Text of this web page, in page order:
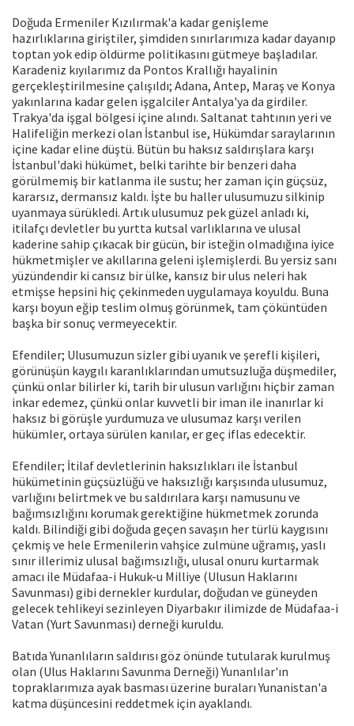
Doğuda Ermeniler Kızılırmak'a kadar genişleme
hazırlıklarına giriştiler, şimdiden sınırlarımıza kadar dayanıp
toptan yok edip öldürme politikasını gütmeye başladılar.
Karadeniz kıyılarımız da Pontos Krallığı hayalinin
gerçekleştirilmesine çalışıldı; Adana, Antep, Maraş ve Konya
yakınlarına kadar gelen işgalciler Antalya'ya da girdiler.
Trakya'da işgal bölgesi içine alındı. Saltanat tahtının yeri ve
Halifeliğin merkezi olan İstanbul ise, Hükümdar saraylarının
içine kadar eline düştü. Bütün bu haksız saldırışlara karşı
İstanbul'daki hükümet, belki tarihte bir benzeri daha
görülmemiş bir katlanma ile sustu; her zaman için güçsüz,
kararsız, dermansız kaldı. İşte bu haller ulusumuzu silkinip
uyanmaya sürükledi. Artık ulusumuz pek güzel anladı ki,
itilafçı devletler bu yurtta kutsal varlıklarına ve ulusal
kaderine sahip çıkacak bir gücün, bir isteğin olmadığına iyice
hükmetmişler ve akıllarına geleni işlemişlerdi. Bu yersiz sanı
yüzündendir ki cansız bir ülke, kansız bir ulus neleri hak
etmişse hepsini hiç çekinmeden uygulamaya koyuldu. Buna
karşı boyun eğip teslim olmuş görünmek, tam çöküntüden
başka bir sonuç vermeyecektir.
Efendiler; Ulusumuzun sizler gibi uyanık ve şerefli kişileri,
görünüşün kaygılı karanlıklarından umutsuzluğa düşmediler,
çünkü onlar bilirler ki, tarih bir ulusun varlığını hiçbir zaman
inkar edemez, çünkü onlar kuvvetli bir iman ile inanırlar ki
haksız bi görüşle yurdumuza ve ulusumaz karşı verilen
hükümler, ortaya sürülen kanılar, er geç iflas edecektir.
Efendiler; İtilaf devletlerinin haksızlıkları ile İstanbul
hükümetinin güçsüzlüğü ve haksızlığı karşısında ulusumuz,
varlığını belirtmek ve bu saldırılara karşı namusunu ve
bağımsızlığını korumak gerektiğine hükmetmek zorunda
kaldı. Bilindiği gibi doğuda geçen savaşın her türlü kaygısını
çekmiş ve hele Ermenilerin vahşice zulmüne uğramış, yaslı
sınır illerimiz ulusal bağımsızlığı, ulusal onuru kurtarmak
amacı ile Müdafaa-i Hukuk-u Milliye (Ulusun Haklarını
Savunması) gibi dernekler kurdular, doğudan ve güneyden
gelecek tehlikeyi sezinleyen Diyarbakır ilimizde de Müdafaa-i
Vatan (Yurt Savunması) derneği kuruldu.
Batıda Yunanlıların saldırısı göz önünde tutularak kurulmuş
olan (Ulus Haklarını Savunma Derneği) Yunanlılar'ın
topraklarımıza ayak basması üzerine buraları Yunanistan'a
katma düşüncesini reddetmek için ayaklandı.